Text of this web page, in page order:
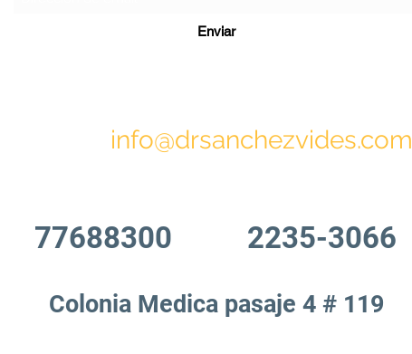
Enviar
info@drsanchezvides.com
77688300 2235-3066
Colonia Medica pasaje 4 # 119